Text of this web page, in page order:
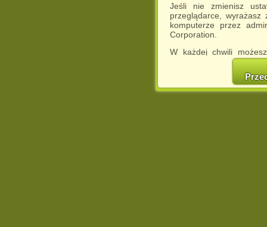
Jeśli nie zmienisz
przeglądarce,
komputerze przez
Corporation.
W każdej chwili
cookies w swojej
w naszej
http://chomikuj.pl/